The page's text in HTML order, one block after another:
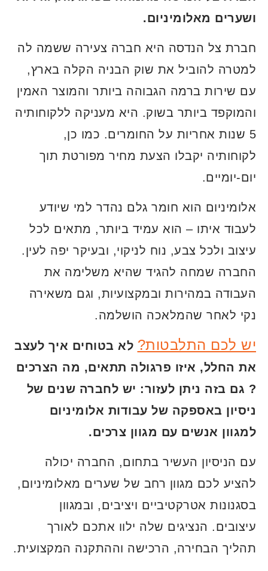
ושערים מאלומיניום.
חברת צל הנדסה היא חברה צעירה ששמה לה
למטרה להוביל את שוק הבניה הקלה בארץ,
עם שירות ברמה הגבוהה ביותר והמוצר האמין
והמוקפד ביותר בשוק. היא מעניקה ללקוחותיה
5 שנות אחריות על החומרים. כמו כן,
לקוחותיה יקבלו הצעת מחיר מפורטת תוך
יום-יומיים.
אלומיניום הוא חומר גלם נהדר למי שיודע
לעבוד איתו – הוא עמיד ביותר, מתאים לכל
עיצוב ולכל צבע, נוח לניקוי, ובעיקר יפה לעין.
החברה שמחה להגיד שהיא משלימה את
העבודה במהירות ובמקצועיות, וגם משאירה
נקי לאחר שהמלאכה הושלמה.
יש לכם התלבטות? לא בטוחים איך לעצב
את החלל, איזו פרגולה תתאים, מה הצרכים
? גם בזה ניתן לעזור: יש לחברה שנים של
ניסיון באספקה של עבודות אלומיניום
למגוון אנשים עם מגוון צרכים.
עם הניסיון העשיר בתחום, החברה יכולה
להציע לכם מגוון רחב של שערים מאלומיניום,
בסגנונות אטרקטיביים ויציבים, ובמגוון
עיצובים. הנציגים שלה ילוו אתכם לאורך
תהליך הבחירה, הרכישה וההתקנה המקצועית.